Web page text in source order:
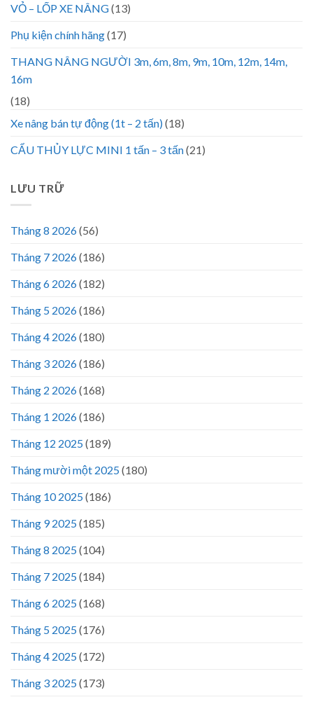
VỎ – LỐP XE NÂNG(13)
Phụ kiện chính hãng(17)
THANG NÂNG NGƯỜI 3m, 6m, 8m, 9m, 10m, 12m, 14m,
16m
(18)
Xe nâng bán tự động (1t – 2 tấn)(18)
CẨU THỦY LỰC MINI 1 tấn – 3 tấn(21)
LƯU TRỮ
Tháng 8 2026(56)
Tháng 7 2026(186)
Tháng 6 2026(182)
Tháng 5 2026(186)
Tháng 4 2026(180)
Tháng 3 2026(186)
Tháng 2 2026(168)
Tháng 1 2026(186)
Tháng 12 2025(189)
Tháng mười một 2025(180)
Tháng 10 2025(186)
Tháng 9 2025(185)
Tháng 8 2025(104)
Tháng 7 2025(184)
Tháng 6 2025(168)
Tháng 5 2025(176)
Tháng 4 2025(172)
Tháng 3 2025(173)